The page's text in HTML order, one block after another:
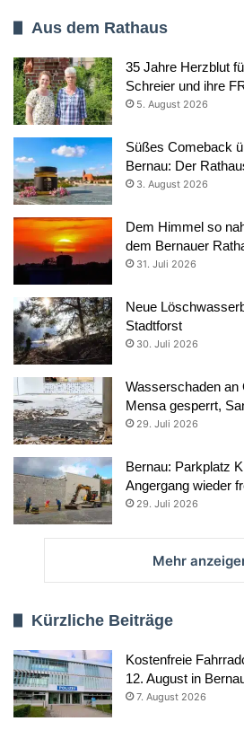
Aus dem Rathaus
35 Jahre Herzblut
Schreier und ihre
5. August 2026
Süßes Comeback
Bernau: Der
3. August 2026
Dem Himmel so
dem Bernauer
31. Juli 2026
Neue
Stadtforst
30. Juli 2026
Wasserschaden an
Mensa gesperrt,
29. Juli 2026
Bernau: Parkplatz
Angergang wieder
29. Juli 2026
Mehr
Kürzliche Beiträge
Kostenfreie
12. August in
7. August 2026